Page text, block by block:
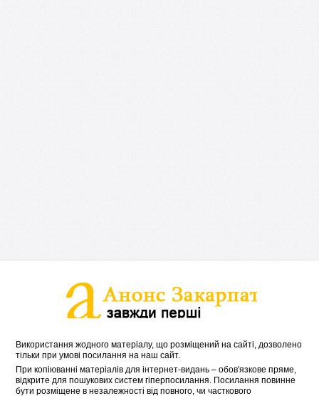
Використання жодного матеріалу, що розміщений на сайті, дозволено
тільки при умові посилання на наш сайт.
При копіюванні матеріалів для інтернет-видань – обов'язкове пряме,
відкрите для пошукових систем гіперпосилання. Посилання повинне
бути розміщене в незалежності від повного, чи часткового